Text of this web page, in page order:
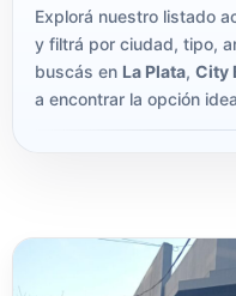
Explorá nuestro listado
y filtrá por ciudad, tipo,
buscás en La Plata, City
a encontrar la opción